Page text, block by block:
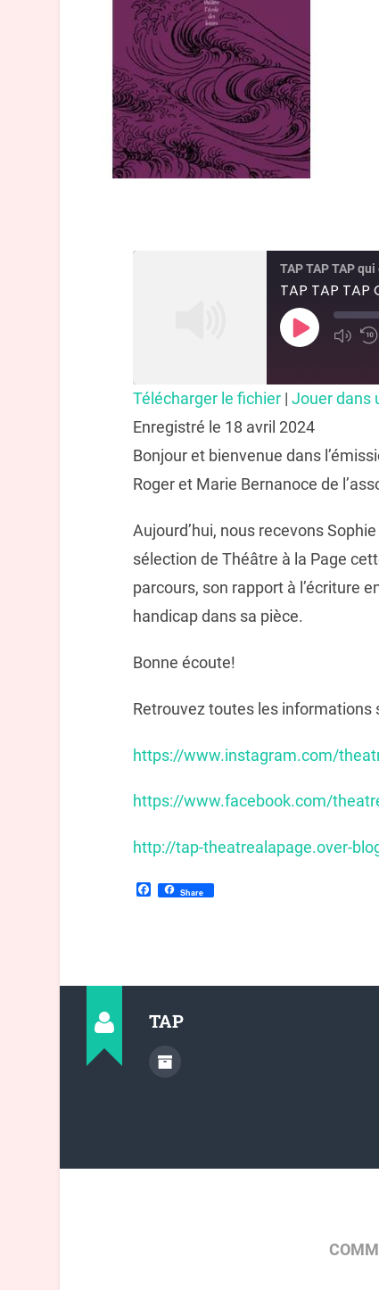
TAP TAP TAP
TAP TAP
Télécharger le fichier| Jouer dans
Enregistré le 18 avril 2024
Bonjour et bienvenue dans
Roger et Marie Bernanoce de
Aujourd’hui, nous recevons
sélection de Théâtre à la Page
parcours, son rapport à l’écriture
handicap dans sa pièce.
Bonne écoute!
Retrouvez toutes les informations
https://www.instagram.com/
https://www.facebook.com/
http://tap-theatrealapage.over-
Facebook
Share
TAP